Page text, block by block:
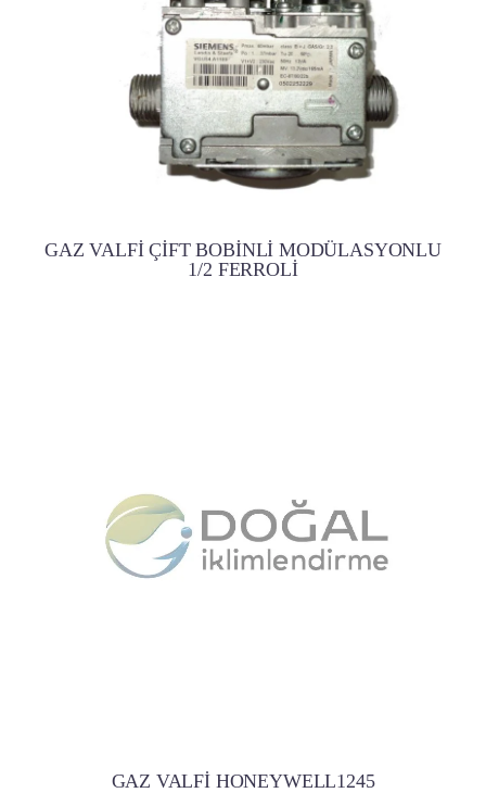
GAZ VALFİ ÇİFT BOBİNLİ MODÜLASYONLU
1/2 FERROLİ
GAZ VALFİ HONEYWELL1245